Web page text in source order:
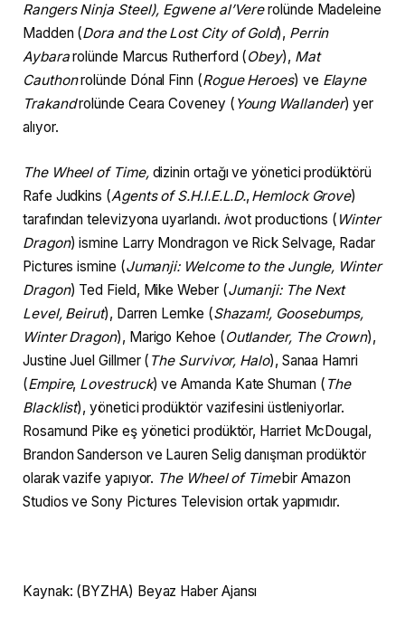
Rangers Ninja Steel), Egwene al’Vererolünde Madeleine
Madden (Dora and the Lost City of Gold), Perrin
Aybararolünde Marcus Rutherford (Obey), Mat
Cauthonrolünde Dónal Finn (Rogue Heroes) ve Elayne
Trakandrolünde Ceara Coveney ( Young Wallander) yer
alıyor.
The Wheel of Time, dizinin ortağı ve yönetici prodüktörü
Rafe Judkins (Agents of S.H.I.E.L.D., Hemlock Grove)
tarafından televizyona uyarlandı. iwot productions ( Winter
Dragon) ismine Larry Mondragon ve Rick Selvage, Radar
Pictures ismine (Jumanji: Welcome to the Jungle, Winter
Dragon) Ted Field, Mike Weber (Jumanji: The Next
Level, Beirut), Darren Lemke (Shazam!, Goosebumps,
Winter Dragon), Marigo Kehoe (Outlander, The Crown),
Justine Juel Gillmer ( The Survivor, Halo), Sanaa Hamri
(Empire, Lovestruck) ve Amanda Kate Shuman ( The
Blacklist), yönetici prodüktör vazifesini üstleniyorlar.
Rosamund Pike eş yönetici prodüktör, Harriet McDougal,
Brandon Sanderson ve Lauren Selig danışman prodüktör
olarak vazife yapıyor. The Wheel of Timebir Amazon
Studios ve Sony Pictures Television ortak yapımıdır.
Kaynak: (BYZHA) Beyaz Haber Ajansı